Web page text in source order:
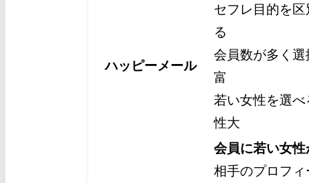
ハッピーメール
セフレ目的を区
る
会員数が多く選
富
若い女性を選べ
性大
会員に若い女性
相手のプロフィ